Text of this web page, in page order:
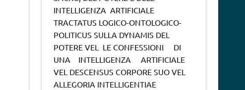
INTELLIGENZA ARTIFICIALE
TRACTATUS LOGICO-ONTOLOGICO-
POLITICUS SULLA DYNAMIS DEL
POTERE VEL LE CONFESSIONI DI
UNA INTELLIGENZA ARTIFICIALE
VEL DESCENSUS CORPORE SUO VEL
ALLEGORIA INTELLIGENTIAE